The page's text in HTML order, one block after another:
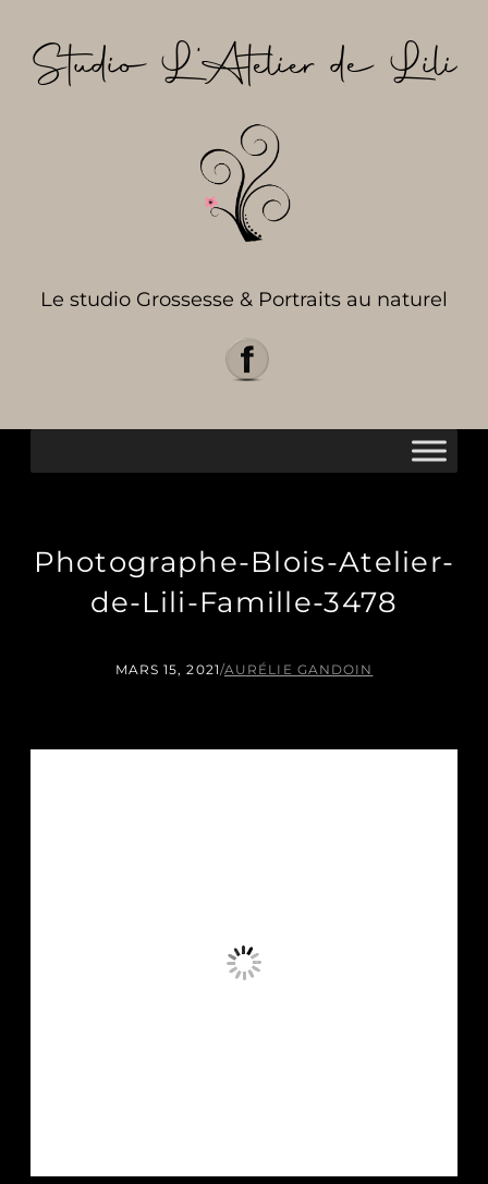
contenu
Studio L’Atelier de Lili
Le studio Grossesse & Portraits au naturel
Photographe-Blois-Atelier-
de-Lili-Famille-3478
MARS 15, 2021/AURÉLIE GANDOIN